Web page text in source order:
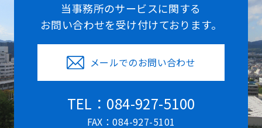
当事務所のサービスに関する
お問い合わせを受け付けております。
メールでのお問い合わせ
TEL：084-927-5100
FAX：084-927-5101